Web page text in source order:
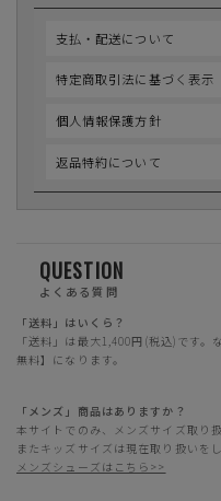
支払・配送について
特定商取引法に基づく表示
個人情報保護方針
返品特約について
QUESTION
よくある質問
「送料」はいくら？
「送料」は最大1,400円(税込)です
無料】になります。
「メンズ」商品はありますか？
本サイトでのみ、メンズサイズ取り
またキッズサイズは現在取り扱いを
メンズシューズはこちら>>